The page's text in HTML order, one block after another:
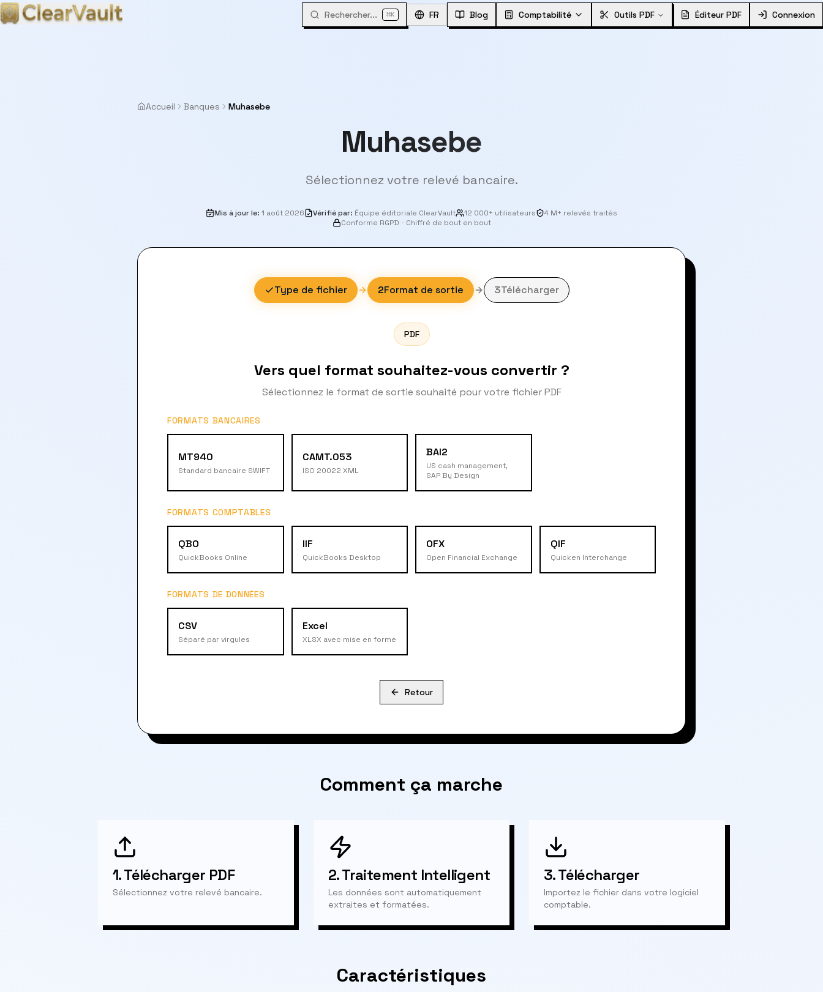
Rechercher... ⌘K FR Blog Comptabilité Outils PDF Éditeur PDF Connexion
Accueil Banques Muhasebe
Muhasebe
Sélectionnez votre relevé bancaire.
Mis à jour le: 1 août 2026 Vérifié par: Équipe éditoriale ClearVault 12 000+ utilisateurs
4 M+ relevés traités
Conforme RGPD · Chiffré de bout en bout
Type de fichier 2Format de sortie 3Télécharger
PDF
Vers quel format souhaitez-vous convertir ?
Sélectionnez le format de sortie souhaité pour votre fichier PDF
FORMATS BANCAIRES
MT940
Standard bancaire SWIFT
CAMT.053
ISO 20022 XML
BAI2
US cash management,
SAP By Design
FORMATS COMPTABLES
QBO
QuickBooks Online
IIF
QuickBooks Desktop
OFX
Open Financial Exchange
QIF
Quicken Interchange
FORMATS DE DONNÉES
CSV
Séparé par virgules
Excel
XLSX avec mise en forme
Retour
Comment ça marche
1.Télécharger PDF
Sélectionnez votre relevé bancaire.
2.Traitement Intelligent
Les données sont automatiquement
extraites et formatées.
3.Télécharger
Importez le fichier dans votre logiciel
comptable.
Caractéristiques